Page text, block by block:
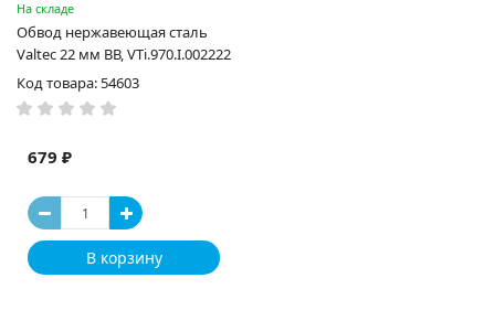
На складе
Обвод нержавеющая сталь
Valtec 22 мм ВВ, VTi.970.I.002222
Код товара: 54603
679 ₽
В корзину